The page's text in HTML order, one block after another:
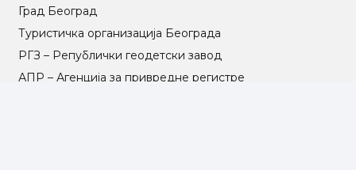
Град Београд
Туристичка организација Београда
РГЗ – Републички геодетски завод
АПР – Агенција за привредне регистре